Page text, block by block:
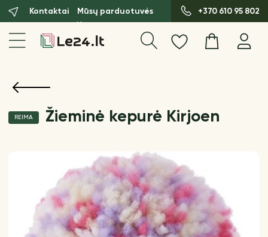
Kontaktai Mūsų parduotuvės +370 610 95 802
REIMA Žieminė kepurė Kirjoen